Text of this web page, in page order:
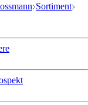
Sortiment